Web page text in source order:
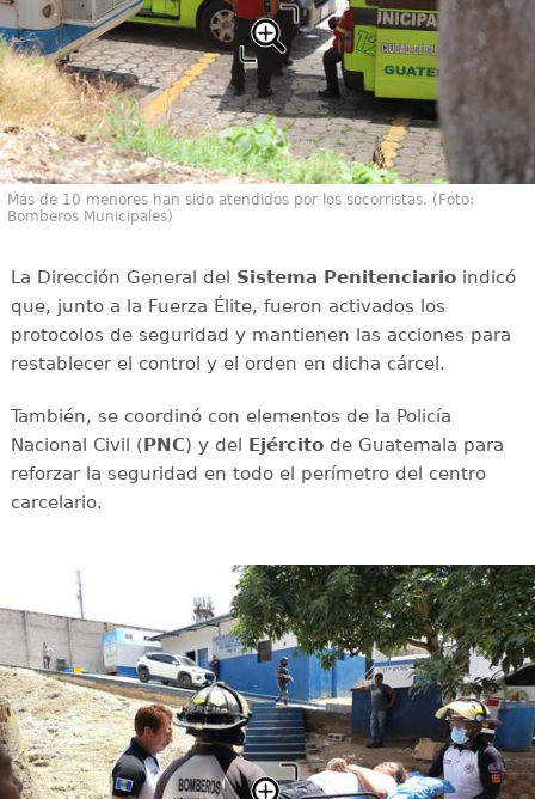
Más de 10 menores han sido atendidos por los socorristas. (Foto:
Bomberos Municipales)
La Dirección General del Sistema Penitenciarioindicó
que, junto a la Fuerza Élite, fueron activados los
protocolos de seguridad y mantienen las acciones para
restablecer el control y el orden en dicha cárcel.
También, se coordinó con elementos de la Policía
Nacional Civil ( PNC) y del Ejércitode Guatemala para
reforzar la seguridad en todo el perímetro del centro
carcelario.